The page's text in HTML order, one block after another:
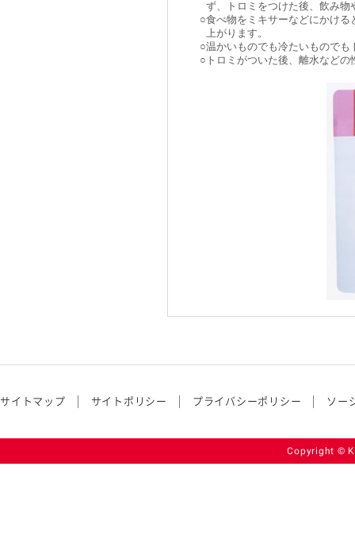
ず、トロミをつけた後、飲み
○食べ物をミキサーなどにかけ
上がります。
○温かいものでも冷たいものでも
○ トロミがついた後、離水など
サイトマップ サイトポリシー プライバシーポリシー ソー
Copyright ©